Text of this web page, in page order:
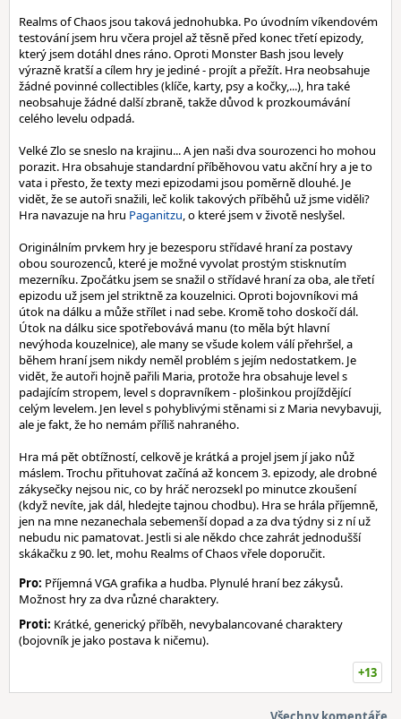
Realms of Chaos jsou taková jednohubka. Po úvodním víkendovém
testování jsem hru včera projel až těsně před konec třetí epizody,
který jsem dotáhl dnes ráno. Oproti Monster Bash jsou levely
výrazně kratší a cílem hry je jediné - projít a přežít. Hra neobsahuje
žádné povinné collectibles (klíče, karty, psy a kočky,...), hra také
neobsahuje žádné další zbraně, takže důvod k prozkoumávání
celého levelu odpadá.
Velké Zlo se sneslo na krajinu... A jen naši dva sourozenci ho mohou
porazit. Hra obsahuje standardní příběhovou vatu akční hry a je to
vata i přesto, že texty mezi epizodami jsou poměrně dlouhé. Je
vidět, že se autoři snažili, leč kolik takových příběhů už jsme viděli?
Hra navazuje na hru Paganitzu, o které jsem v životě neslyšel.
Originálním prvkem hry je bezesporu střídavé hraní za postavy
obou sourozenců, které je možné vyvolat prostým stisknutím
mezerníku. Zpočátku jsem se snažil o střídavé hraní za oba, ale třetí
epizodu už jsem jel striktně za kouzelnici. Oproti bojovníkovi má
útok na dálku a může střílet i nad sebe. Kromě toho doskočí dál.
Útok na dálku sice spotřebovává manu (to měla být hlavní
nevýhoda kouzelnice), ale many se všude kolem válí přehršel, a
během hraní jsem nikdy neměl problém s jejím nedostatkem. Je
vidět, že autoři hojně pařili Maria, protože hra obsahuje level s
padajícím stropem, level s dopravníkem - plošinkou projíždějící
celým levelem. Jen level s pohyblivými stěnami si z Maria nevybavuji,
ale je fakt, že ho nemám příliš nahraného.
Hra má pět obtížností, celkově je krátká a projel jsem jí jako nůž
máslem. Trochu přituhovat začíná až koncem 3. epizody, ale drobné
zákysečky nejsou nic, co by hráč nerozsekl po minutce zkoušení
(když nevíte, jak dál, hledejte tajnou chodbu). Hra se hrála příjemně,
jen na mne nezanechala sebemenší dopad a za dva týdny si z ní už
nebudu nic pamatovat. Jestli si ale někdo chce zahrát jednodušší
skákačku z 90. let, mohu Realms of Chaos vřele doporučit.
Pro: Příjemná VGA grafika a hudba. Plynulé hraní bez zákysů.
Možnost hry za dva různé charaktery.
Proti: Krátké, generický příběh, nevybalancované charaktery
(bojovník je jako postava k ničemu).
+13